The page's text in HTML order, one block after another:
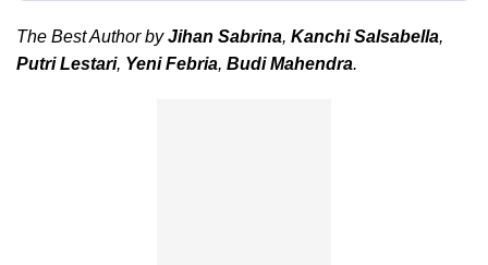
The Best Author byJihan Sabrina, Kanchi Salsabella,
Putri Lestari, Yeni Febria, Budi Mahendra.